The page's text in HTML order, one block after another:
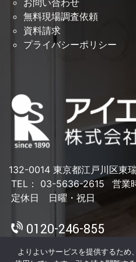
お問い合わせ
無料現場調査依頼
資料請求
プライバシーポリシー
132-0014 東京都江戸川区東
TEL： 03-5636-2615
営業
定休日 日曜・祝日
0120-246-855
よりよいサービスを提供するた